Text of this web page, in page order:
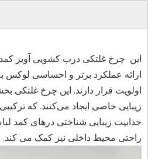
ارائه عملکرد برتر و احساسی لوکس
اولویت قرار دارند. این چرخ
زیبایی خاصی ایجاد می‌کنند. که
جذابیت زیبایی شناختی درهای کمد
راحتی محیط داخلی نیز کمک می کند.